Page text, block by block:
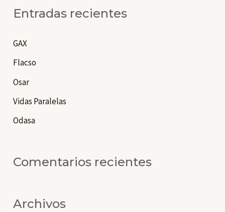
c
r
p
o
Entradas recientes
GAX
Flacso
Osar
Vidas Paralelas
Odasa
Comentarios recientes
Archivos